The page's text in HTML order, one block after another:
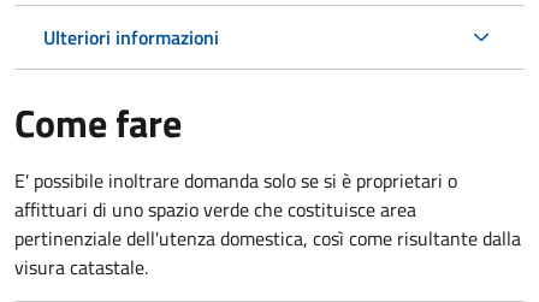
Ulteriori informazioni
Come fare
E' possibile inoltrare domanda solo se si è proprietari o
affittuari di uno spazio verde che costituisce area
pertinenziale dell'utenza domestica, così come risultante dalla
visura catastale.